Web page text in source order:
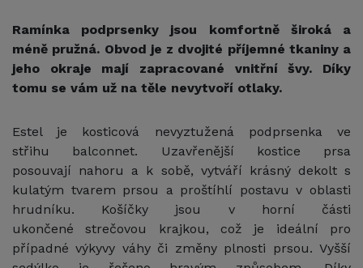
Ramínka podprsenky jsou komfortně široká a
méně pružná. Obvod je z dvojité příjemné tkaniny a
jeho okraje mají zapracované vnitřní švy. Díky
tomu se vám už na těle nevytvoří otlaky.
Estel je kosticová nevyztužená podprsenka ve
střihu balconnet. Uzavřenější kostice prsa
posouvají nahoru a k sobě, vytváří krásný dekolt s
kulatým tvarem prsou a proštíhlí postavu v oblasti
hrudníku. Košíčky jsou v horní části
ukončené strečovou krajkou, což je ideální pro
případné výkyvy váhy či změny plnosti prsou. Vyšší